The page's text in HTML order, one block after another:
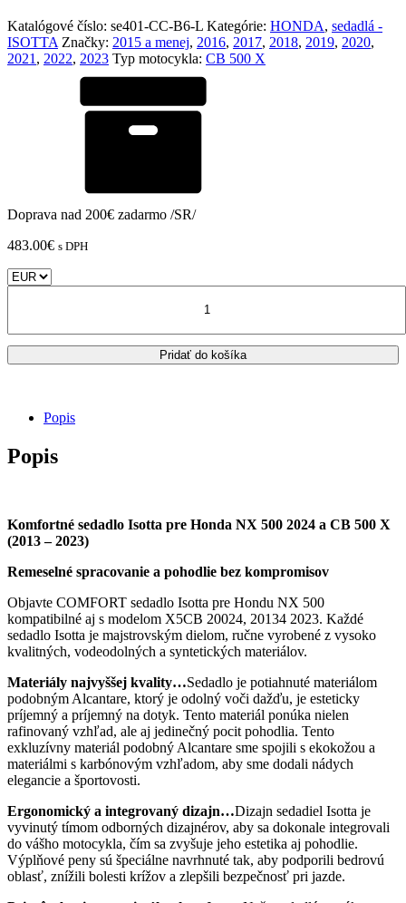
Katalógové číslo: se401-CC-B6-L Kategórie: HONDA, sedadlá -
ISOTTA Značky: 2015 a menej, 2016, 2017, 2018, 2019, 2020,
2021 , 2022, 2023 Typ motocykla: CB 500 X
Doprava nad 200€ zadarmo /SR/
483.00€ s DPH
znížené
2
prostaty
Pridať do košíka
Popis
Popis
Komfortné sedadlo Isotta pre Honda NX 500 2024 a CB 500 X
(2013 – 2023)
Remeselné spracovanie a pohodlie bez kompromisov
Objavte COMFORT sedadlo Isotta pre Hondu NX 500
kompatibilné aj s modelom X5CB 20024, 20134 2023. Každé
sedadlo Isotta je majstrovským dielom, ručne vyrobené z vysoko
kvalitných, vodeodolných a syntetických materiálov.
Materiály najvyššej kvality…Sedadlo je potiahnuté materiálom
podobným Alcantare, ktorý je odolný voči dažďu, je esteticky
príjemný a príjemný na dotyk. Tento materiál ponúka nielen
rafinovaný vzhľad, ale aj jedinečný pocit pohodlia. Tento
exkluzívny materiál podobný Alcantare sme spojili s ekokožou a
materiálmi s karbónovým vzhľadom, aby sme dodali nádych
elegancie a športovosti.
Ergonomický a integrovaný dizajn…Dizajn sedadiel Isotta je
vyvinutý tímom odborných dizajnérov, aby sa dokonale integrovali
do vášho motocykla, čím sa zvyšuje jeho estetika aj pohodlie.
Výplňové peny sú špeciálne navrhnuté tak, aby podporili bedrovú
oblasť, znížili bolesti krížov a zlepšili bezpečnosť pri jazde.